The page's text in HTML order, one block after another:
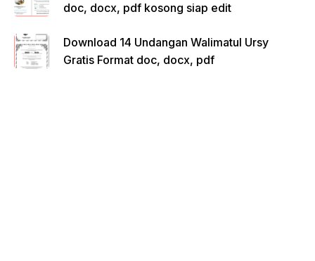
doc, docx, pdf kosong siap edit
Download 14 Undangan Walimatul Ursy
Gratis Format doc, docx, pdf